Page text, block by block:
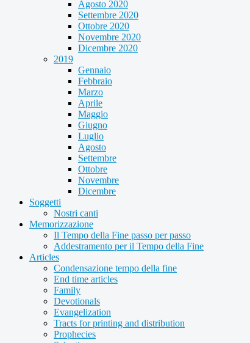
Agosto 2020
Settembre 2020
Ottobre 2020
Novembre 2020
Dicembre 2020
2019
Gennaio
Febbraio
Marzo
Aprile
Maggio
Giugno
Luglio
Agosto
Settembre
Ottobre
Novembre
Dicembre
Soggetti
Nostri canti
Memorizzazione
Il Tempo della Fine passo per passo
Addestramento per il Tempo della Fine
Articles
Condensazione tempo della fine
End time articles
Family
Devotionals
Evangelization
Tracts for printing and distribution
Prophecies